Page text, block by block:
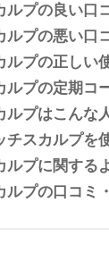
ルプの良い口
ルプの悪い口
ルプの正しい
ルプの定期コ
ルプはこんな
チスカルプを
ルプに関する
ルプの口コミ